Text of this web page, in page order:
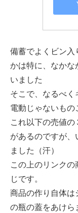
備蓄でよくビン入
かは特に、なかな
いました
そこで、なるべく
電動じゃないもの
これ以下の売値の
があるのですが、
ました（汗）
この上のリンク
じです。
商品の作り自体は
の瓶の蓋をあけら